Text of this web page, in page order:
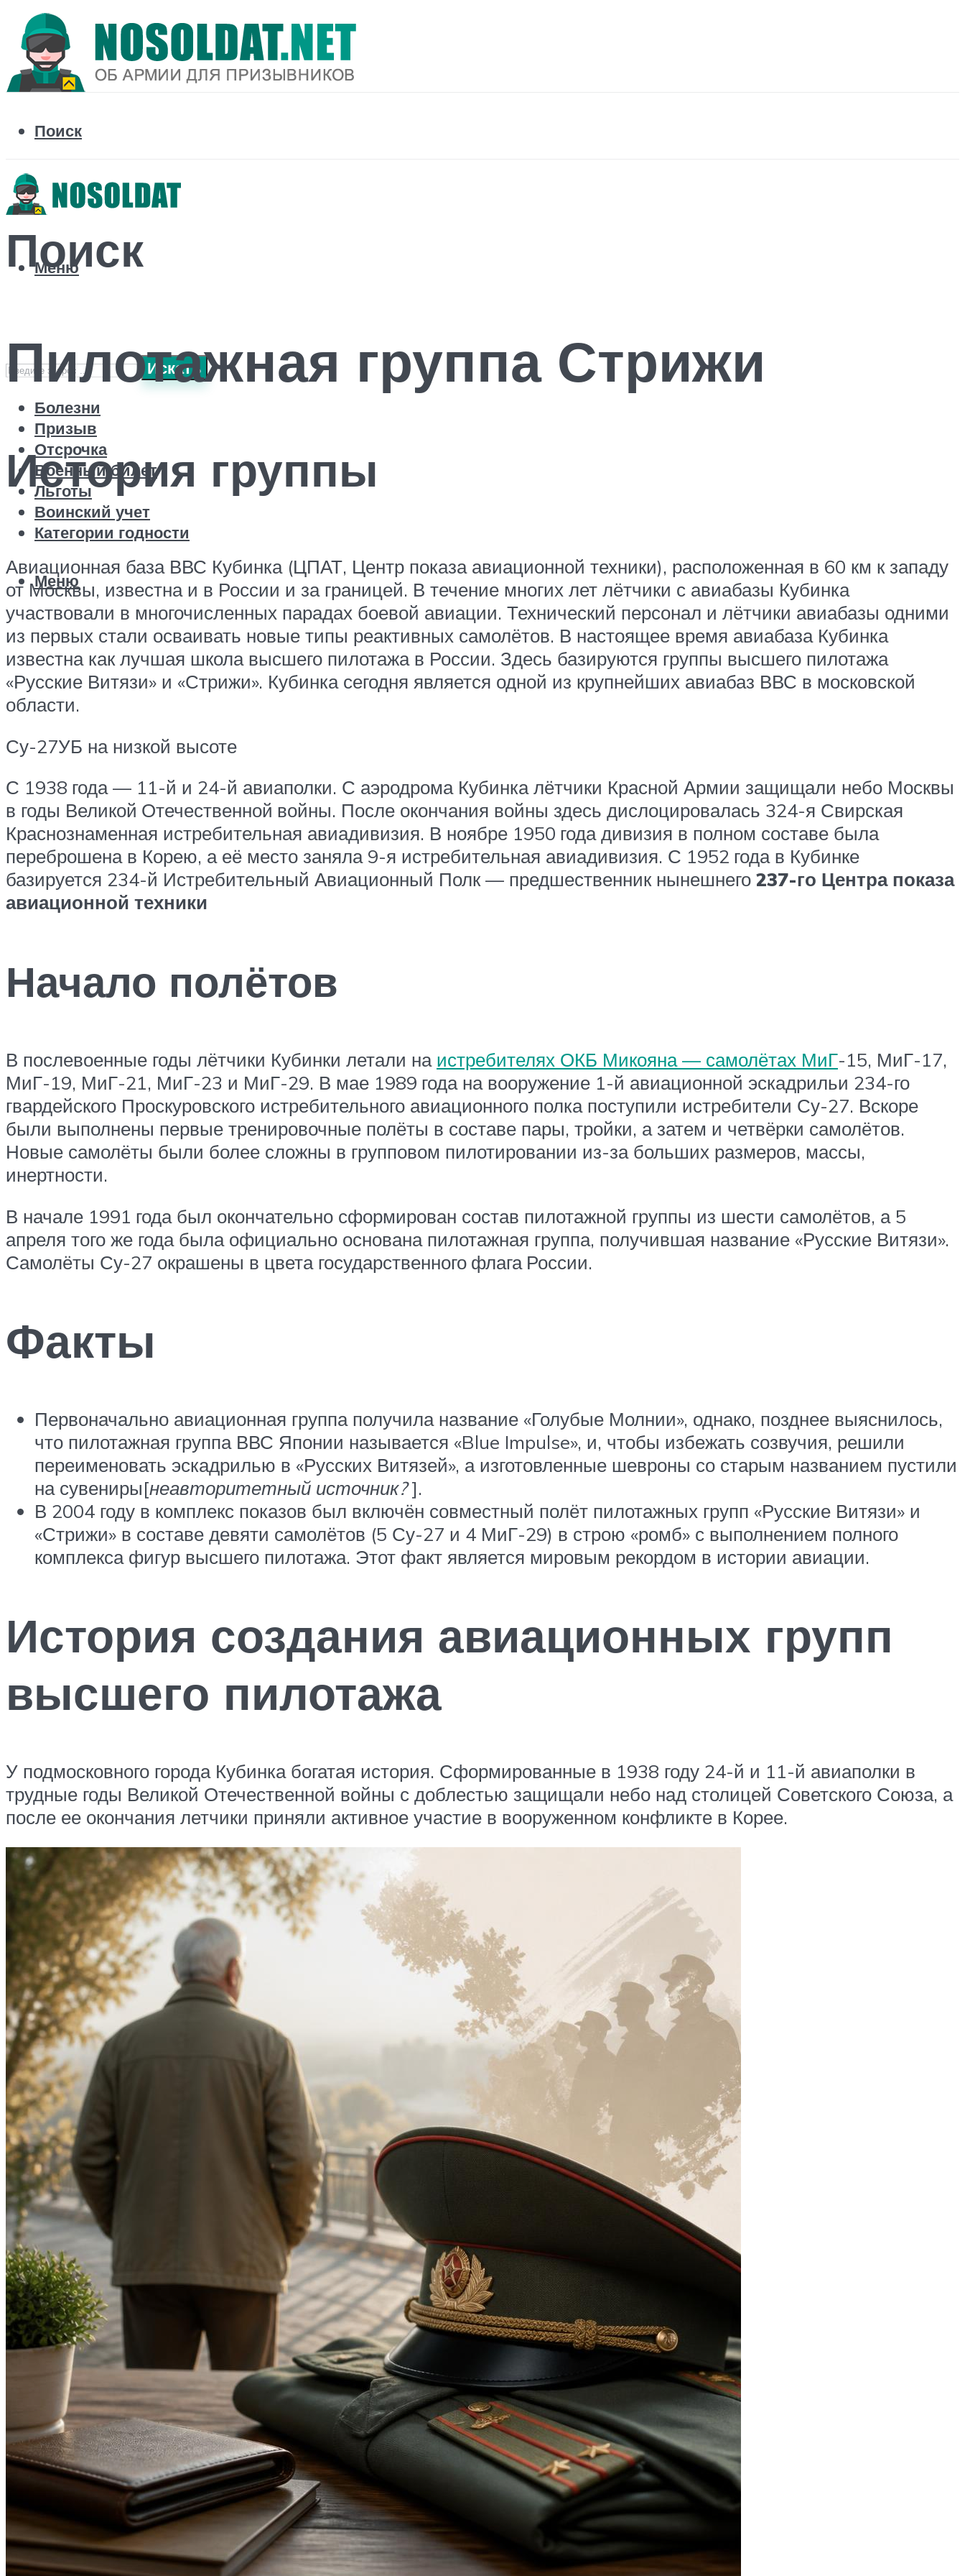
Поиск
Поиск
Искать
Болезни
Призыв
Отсрочка
Военный билет
Льготы
Воинский учет
Категории годности
Меню
Меню
Пилотажная группа Стрижи
История группы
Авиационная база ВВС Кубинка (ЦПАТ, Центр показа авиационной техники), расположенная в 60 км к западу
от Москвы, известна и в России и за границей. В течение многих лет лётчики с авиабазы Кубинка
участвовали в многочисленных парадах боевой авиации. Технический персонал и лётчики авиабазы одними
из первых стали осваивать новые типы реактивных самолётов. В настоящее время авиабаза Кубинка
известна как лучшая школа высшего пилотажа в России. Здесь базируются группы высшего пилотажа
«Русские Витязи» и «Стрижи». Кубинка сегодня является одной из крупнейших авиабаз ВВС в московской
области.
Су-27УБ на низкой высоте
С 1938 года — 11-й и 24-й авиаполки. С аэродрома Кубинка лётчики Красной Армии защищали небо Москвы
в годы Великой Отечественной войны. После окончания войны здесь дислоцировалась 324-я Свирская
Краснознаменная истребительная авиадивизия. В ноябре 1950 года дивизия в полном составе была
переброшена в Корею, а её место заняла 9-я истребительная авиадивизия. С 1952 года в Кубинке
базируется 234-й Истребительный Авиационный Полк — предшественник нынешнего 237-го Центра показа
авиационной техники
Начало полётов
В послевоенные годы лётчики Кубинки летали на истребителях ОКБ Микояна — самолётах МиГ-15, МиГ-17,
МиГ-19, МиГ-21, МиГ-23 и МиГ-29. В мае 1989 года на вооружение 1-й авиационной эскадрильи 234-го
гвардейского Проскуровского истребительного авиационного полка поступили истребители Су-27. Вскоре
были выполнены первые тренировочные полёты в составе пары, тройки, а затем и четвёрки самолётов.
Новые самолёты были более сложны в групповом пилотировании из-за больших размеров, массы,
инертности.
В начале 1991 года был окончательно сформирован состав пилотажной группы из шести самолётов, а 5
апреля того же года была официально основана пилотажная группа, получившая название «Русские Витязи».
Самолёты Су-27 окрашены в цвета государственного флага России.
Факты
Первоначально авиационная группа получила название «Голубые Молнии», однако, позднее выяснилось,
что пилотажная группа ВВС Японии называется «Blue Impulse», и, чтобы избежать созвучия, решили
переименовать эскадрилью в «Русских Витязей», а изготовленные шевроны со старым названием пустили
на сувениры[неавторитетный источник?].
В 2004 году в комплекс показов был включён совместный полёт пилотажных групп «Русские Витязи» и
«Стрижи» в составе девяти самолётов (5 Су-27 и 4 МиГ-29) в строю «ромб» с выполнением полного
комплекса фигур высшего пилотажа. Этот факт является мировым рекордом в истории авиации.
История создания авиационных групп
высшего пилотажа
У подмосковного города Кубинка богатая история. Сформированные в 1938 году 24-й и 11-й авиаполки в
трудные годы Великой Отечественной войны с доблестью защищали небо над столицей Советского Союза, а
после ее окончания летчики приняли активное участие в вооруженном конфликте в Корее.